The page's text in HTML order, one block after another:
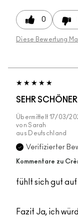
0
Diese Bewertung
SEHR
Übermittelt 17/03/
von Sarah
aus
Deutschland
Verifizierter
Kommentare zu
fühlt sich gut
Fazit Ja, ich